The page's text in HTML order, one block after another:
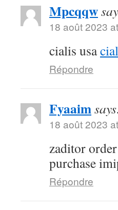
Mpcqqw
18 août 2023
cialis usa
Répondre
Fyaaim
18 août 2023
zaditor
purchase
Répondre